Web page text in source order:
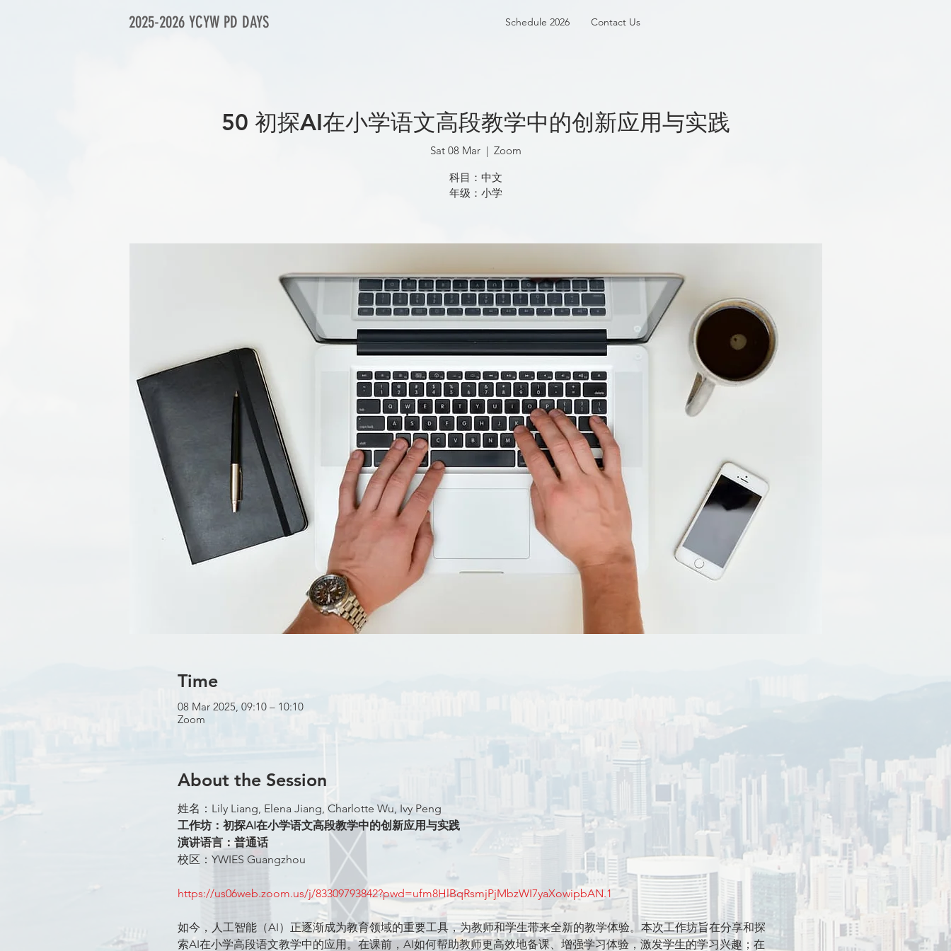
2025-2026 YCYW PD DAYS Schedule 2026 Contact Us
50 初探AI在小学语文高段教学中的创新应用与实践
Sat 08 Mar
  |
Zoom
科目：中文
年级：小学
Time
08 Mar 2025, 09:10 – 10:10
Zoom
About the Session
姓名：Lily Liang, Elena Jiang, Charlotte Wu, Ivy Peng
工作坊：初探AI在小学语文高段教学中的创新应用与实践
演讲语言：普通话
校区：YWIES Guangzhou
https://us06web.zoom.us/j/83309793842?pwd=ufm8HlBqRsmjPjMbzWI7yaXowipbAN.1
如今，人工智能（AI）正逐渐成为教育领域的重要工具，为教师和学生带来全新的教学体验。本次工作坊旨在分享和探
索AI在小学高段语文教学中的应用。在课前，AI如何帮助教师更高效地备课、增强学习体验，激发学生的学习兴趣；在